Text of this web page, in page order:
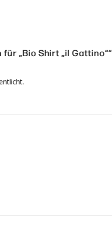
„Bio Shirt „il Gattino““